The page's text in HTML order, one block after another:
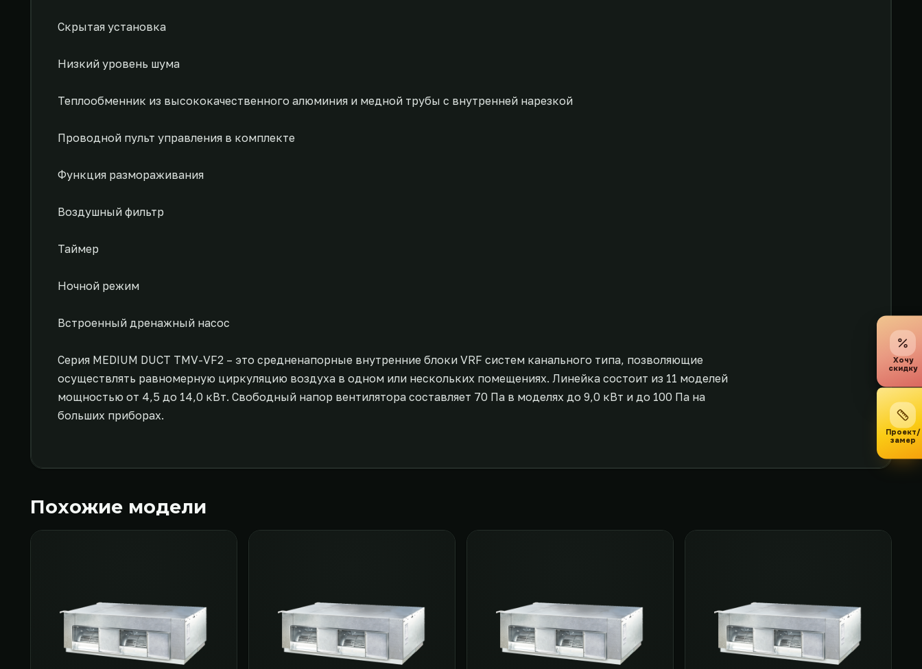
Скрытая установка
Низкий уровень шума
Теплообменник из высококачественного алюминия и медной трубы с внутренней нарезкой
Проводной пульт управления в комплекте
Функция размораживания
Воздушный фильтр
Таймер
Ночной режим
Встроенный дренажный насос
Серия MEDIUM DUCT TMV-VF2 – это средненапорные внутренние блоки VRF систем канального типа, позволяющие
осуществлять равномерную циркуляцию воздуха в одном или нескольких помещениях. Линейка состоит из 11 моделей
мощностью от 4,5 до 14,0 кВт. Свободный напор вентилятора составляет 70 Па в моделях до 9,0 кВт и до 100 Па на
больших приборах.
Похожие модели
Хочу
скидку
Проект/
замер